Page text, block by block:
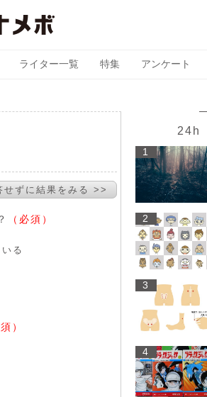
ライター一覧 特集 アンケート
せずに結果をみる >>
（必須）
る
）
24h
1
2
3
4